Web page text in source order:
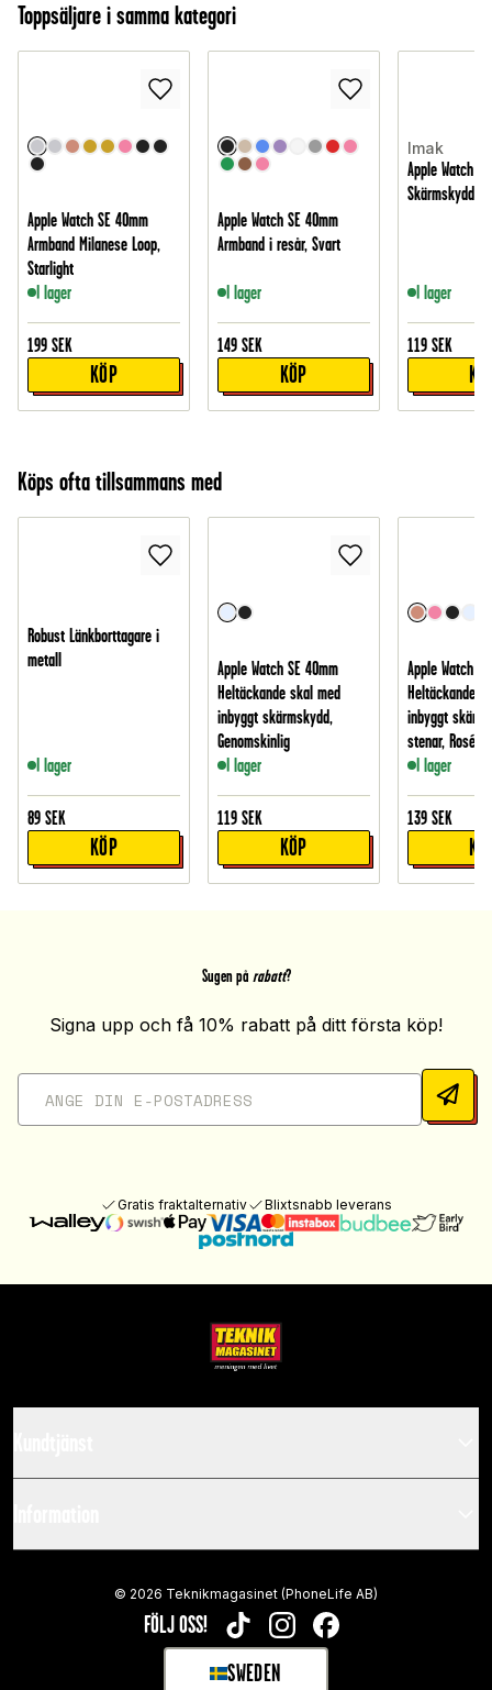
Toppsäljare i samma kategori
Apple Watch SE 40mm
Armband Milanese Loop,
Starlight
I lager
199 SEK
KÖP
Apple Watch SE 40mm
Armband i resår, Svart
I lager
149 SEK
KÖP
Imak
Apple Watch
Skärmskydd
I lager
119 SEK
Köps ofta tillsammans med
Robust Länkborttagare i
metall
I lager
89 SEK
KÖP
Apple Watch SE 40mm
Heltäckande skal med
inbyggt skärmskydd,
Genomskinlig
I lager
119 SEK
KÖP
Apple Watch
Heltäckande
inbyggt
stenar,
I lager
139 SEK
Sugen på rabatt?
Signa upp och få 10% rabatt på ditt första köp!
Gratis fraktalternativ Blixtsnabb leverans
FÖLJ OSS! TIKTOKINSTAGRAMFACEBOOK
SWEDEN
© 2026 Teknikmagasinet (PhoneLife AB)